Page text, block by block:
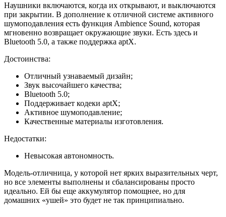
Наушники включаются, когда их открывают, и выключаются
при закрытии. В дополнение к отличной системе активного
шумоподавления есть функция Ambience Sound, которая
мгновенно возвращает окружающие звуки. Есть здесь и
Bluetooth 5.0, а также поддержка aptX.
Достоинства:
Отличный узнаваемый дизайн;
Звук высочайшего качества;
Bluetooth 5.0;
Поддерживает кодеки aptX;
Активное шумоподавление;
Качественные материалы изготовления.
Недостатки:
Невысокая автономность.
Модель-отличница, у которой нет ярких выразительных черт,
но все элементы выполнены и сбалансированы просто
идеально. Ей бы еще аккумулятор помощнее, но для
домашних «ушей» это будет не так принципиально.